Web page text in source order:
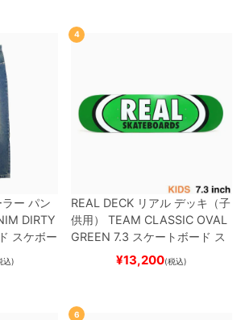
ー パン
DIRTY
スケボー
込)
4
REAL DECK リアル デッキ（子
供用）
TEAM CLASSIC OVAL
GREEN 7.3 スケートボード ス
¥13,200(税込)
6